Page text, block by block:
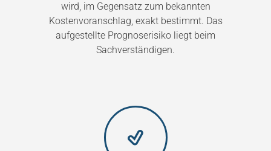
wird, im Gegensatz zum bekannten
Kostenvoranschlag, exakt bestimmt. Das
aufgestellte Prognoserisiko liegt beim
Sachverständigen.